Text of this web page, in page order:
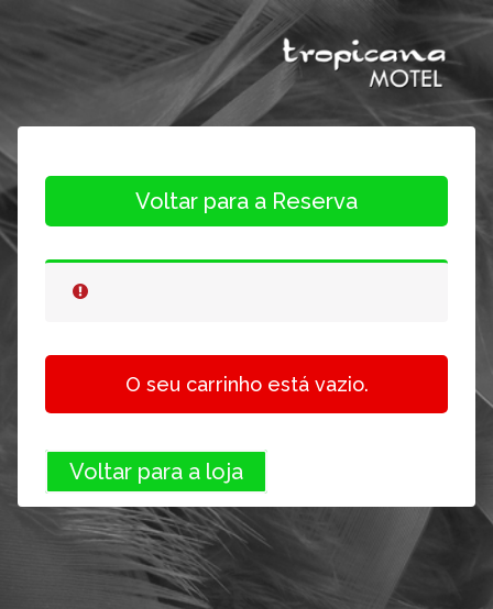
Voltar para a Reserva
O seu carrinho está vazio.
Voltar para a loja